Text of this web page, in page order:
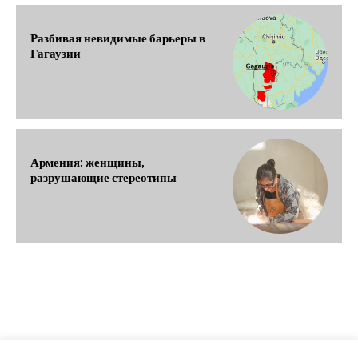
Разбивая невидимые барьеры в
Гагаузии
Армения: женщины,
разрушающие стереотипы